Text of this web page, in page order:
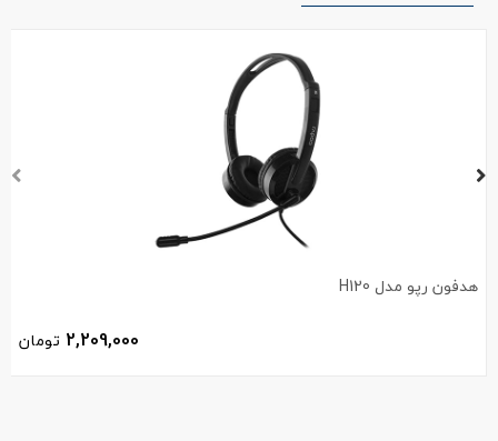
هدفون رپو مدل H120
2,209,000 تومان